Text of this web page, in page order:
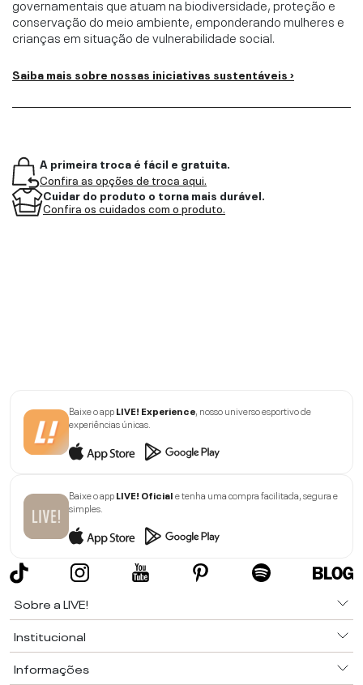
conservação do meio ambiente, emponderando mulheres e
crianças em situação de vulnerabilidade social.
Saiba mais sobre nossas iniciativas sustentáveis ›
A primeira troca é fácil e gratuita.
Confira as opções de troca aqui.
Cuidar do produto o torna mais durável.
Confira os cuidados com o produto.
Baixe o appLIVE! Experience , nosso universo esportivo de
experiências únicas.
Baixe o appLIVE! Oficiale tenha uma compra facilitada, segura e
simples.
Sobre a LIVE!
Institucional
Informações